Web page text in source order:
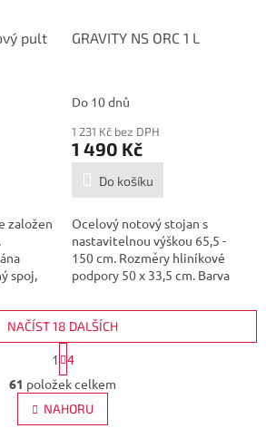
pult
založen
spoj,
GRAVITY NS ORC 1 L
Do 10 dnů
1 231 Kč bez DPH
1 490 Kč
Do košíku
Ocelový notový stojan s
nastavitelnou výškou 65,5 -
150 cm. Rozměry hliníkové
podpory 50 x 33,5 cm. Barva
O
v
l
á
NAČÍST 18 DALŠÍCH
t
r
á
n
k
1
4
61 položek celkem
NAHORU